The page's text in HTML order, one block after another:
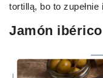
tortillą, bo to zupełnie
Jamón ibérico